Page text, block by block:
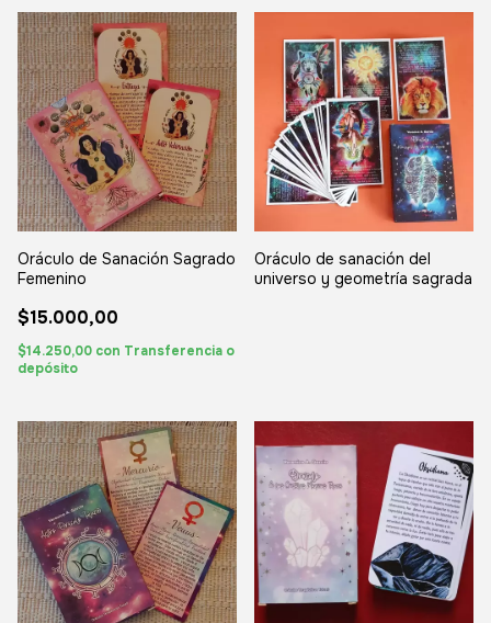
Oráculo de Sanación Sagrado
Femenino
$15.000,00
$14.250,00 con Transferencia o
depósito
Oráculo de sanación del
universo y geometría sagrada